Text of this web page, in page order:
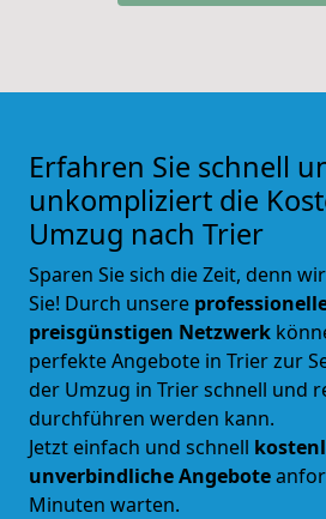
Erfahren Sie schnell
unkompliziert die
Umzug nach Trier
Sparen Sie sich die Zeit, denn
Sie! Durch unsere
preisgünstigen Netzwerk
perfekte Angebote in Trierzur
der Umzug in Trierschnell und
durchführen werden kann.
Jetzt einfach und schnell
unverbindliche Angebote
Minuten warten.